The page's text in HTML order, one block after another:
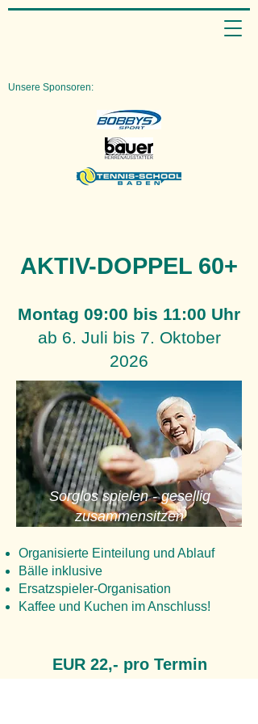
Unsere Sponsoren:
AKTIV-DOPPEL 60+
Montag 09:00 bis 11:00 Uhr
ab 6. Juli bis 7. Oktober
2026
Sorglos spielen - gesellig
zusammensitzen
Organisierte Einteilung und Ablauf
Bälle inklusive
Ersatzspieler-Organisation
Kaffee und Kuchen im Anschluss!
​EUR 22,- pro Termin